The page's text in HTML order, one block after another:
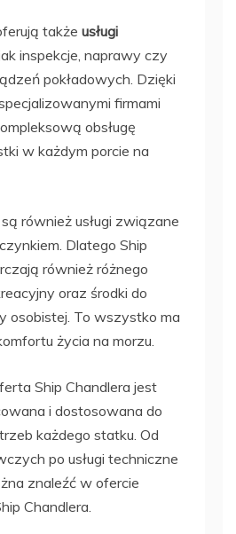
także usługi
jak inspekcje, naprawy czy
pokładowych. Dzięki
firmami
obsługę
w każdym porcie na
również usługi związane
Dlatego Ship
również różnego
oraz środki do
osobistej. To wszystko ma
życia na morzu.
Ship Chandlera jest
i dostosowana do
każdego statku. Od
po usługi techniczne
znaleźć w ofercie
Chandlera.